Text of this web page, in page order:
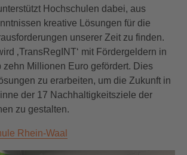
Hochschulen dabei, aus
kreative Lösungen für die
unserer Zeit zu finden.
‚TransRegINT‘ mit Fördergeldern in
zehn Millionen Euro gefördert. Dies
zu erarbeiten, um die Zukunft in
der 17 Nachhaltigkeitsziele der
zu gestalten.
Rhein-Waal